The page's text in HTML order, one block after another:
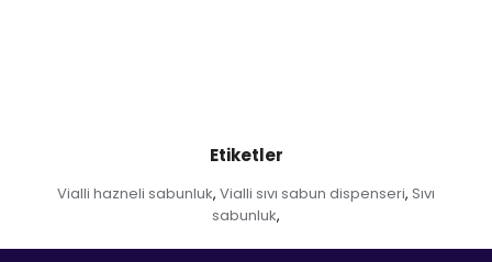
Etiketler
Vialli hazneli sabunluk, Vialli sıvı sabun dispenseri, Sıvı
sabunluk,